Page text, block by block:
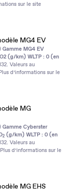
sur le site
MG4 EV
MG4 EV
(g/km) WLTP : 0 (en
Valeurs au
d’informations sur le
MG
Cyberster
2 (g/km) WLTP : 0 (en
Valeurs au
d’informations sur le
MG EHS